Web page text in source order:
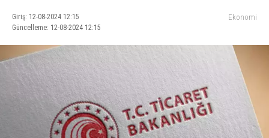
Giriş: 12-08-2024 12:15
Güncelleme: 12-08-2024 12:15
Ekonomi